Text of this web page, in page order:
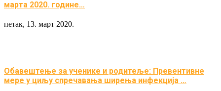
марта 2020. године…
петак, 13. март 2020.
Обавештење за ученике и родитеље: Превентивне
мере у циљу спречавања ширења инфекција …